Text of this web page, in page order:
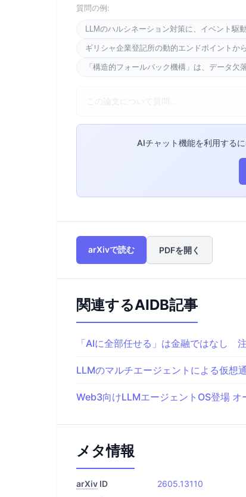
質問の例:
LLMのハルシネーション対策に、イベント駆
ギリシャ企業登記所の動的エンドポイントか
「構造的フォールバック機構」は、データ欠
AIチャット機能を利用する
arXivで読む PDFを開く
関連するAIDB記事
「AIに全部任せる」は金融ではなし
LLMのマルチエージェントによる仮想
Web3向けLLMエージェントOS登場 オ
メタ情報
arXiv ID
2605.13110